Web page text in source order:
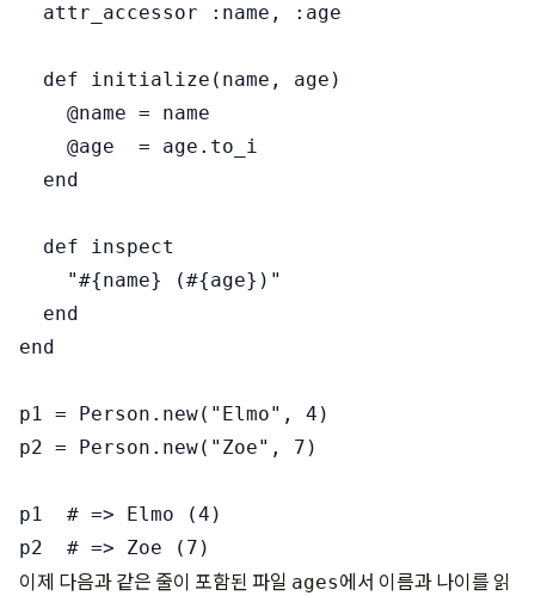
  attr_accessor :name, :age
  def initialize(name, age)
    @name = name
    @age  = age.to_i
  end
  def inspect
    "#{name} (#{age})"
  end
end
p1 = Person.new("Elmo", 4)
p2 = Person.new("Zoe", 7)
p1  # => Elmo (4)
이제 다음과 같은 줄이 포함된 파일 ages에서 이름과 나이를 읽